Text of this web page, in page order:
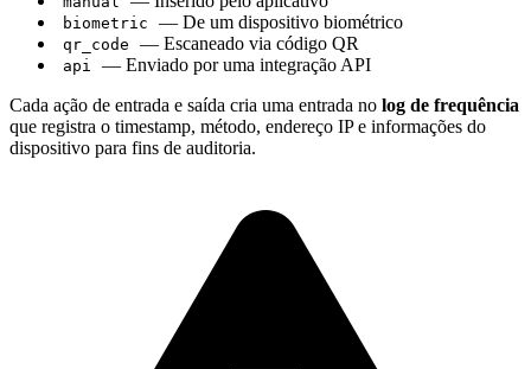
biometric — De um dispositivo biométrico
qr_code — Escaneado via código QR
api
— Enviado por uma integração API
Cada ação de entrada e saída cria uma entrada no log de frequência
que registra o timestamp, método, endereço IP e informações do
dispositivo para fins de auditoria.